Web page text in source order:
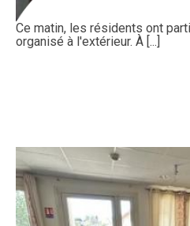
Ce matin, les résidents ont
organisé à l'extérieur. À [...]